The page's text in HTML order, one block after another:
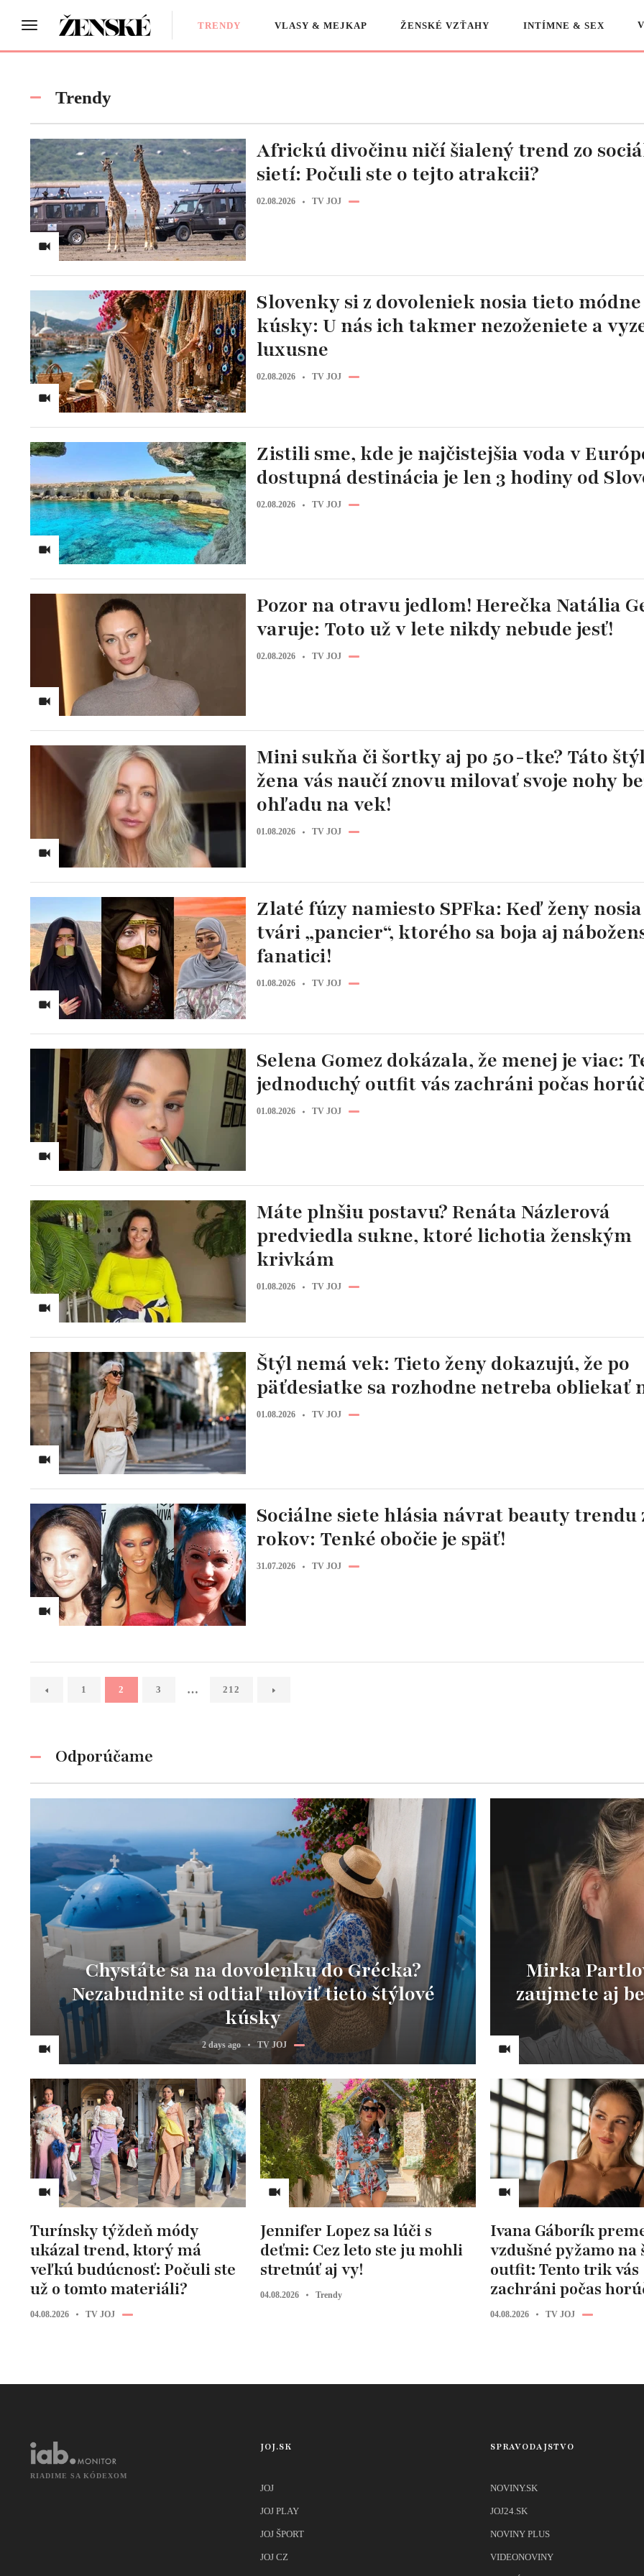
TRENDY VLASY & MEJKAP ŽENSKÉ VZŤAHY INTÍMNE & SEX
Trendy
Africkú divočinu ničí šialený trend zo
sietí: Počuli ste o tejto atrakcii?
02.08.2026 TV JOJ
Slovenky si z dovoleniek nosia tieto módne
kúsky: U nás ich takmer nezoženiete a
luxusne
02.08.2026 TV JOJ
Zistili sme, kde je najčistejšia voda v
dostupná destinácia je len 3 hodiny od
02.08.2026 TV JOJ
Pozor na otravu jedlom! Herečka Natália
varuje: Toto už v lete nikdy nebude jesť!
02.08.2026 TV JOJ
Mini sukňa či šortky aj po 50-tke? Táto
žena vás naučí znovu milovať svoje nohy
ohľadu na vek!
01.08.2026 TV JOJ
Zlaté fúzy namiesto SPFka: Keď ženy
tvári „pancier“, ktorého sa boja aj
fanatici!
01.08.2026 TV JOJ
Selena Gomez dokázala, že menej je viac:
jednoduchý outfit vás zachráni počas
01.08.2026 TV JOJ
Máte plnšiu postavu? Renáta Názlerová
predviedla sukne, ktoré lichotia ženským
krivkám
01.08.2026 TV JOJ
Štýl nemá vek: Tieto ženy dokazujú, že po
päťdesiatke sa rozhodne netreba obliekať
01.08.2026 TV JOJ
Sociálne siete hlásia návrat beauty trendu
rokov: Tenké obočie je späť!
31.07.2026 TV JOJ
1 2 3 … 212
Odporúčame
Chystáte sa na dovolenku do Grécka?
Nezabudnite si odtiaľ uloviť tieto štýlové
kúsky
2 days ago TV JOJ
Mirka
zaujmete aj
Turínsky týždeň módy
ukázal trend, ktorý má
veľkú budúcnosť: Počuli ste
už o tomto materiáli?
04.08.2026 TV JOJ
Jennifer Lopez sa lúči s
deťmi: Cez leto ste ju mohli
stretnúť aj vy!
04.08.2026 Trendy
Ivana Gáborík
vzdušné pyžamo na
outfit: Tento trik vás
zachráni počas
04.08.2026 TV JOJ
RIADIME SA KÓDEXOM
JOJ.SK
JOJ
JOJ PLAY
JOJ ŠPORT
JOJ CZ
SPRAVODAJSTVO
NOVINY.SK
JOJ24.SK
NOVINY PLUS
VIDEONOVINY